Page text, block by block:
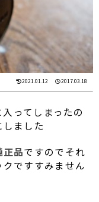
2021.01.12 2017.03.18
ってしまったの
ました
正品ですのでそれ
ですすみません